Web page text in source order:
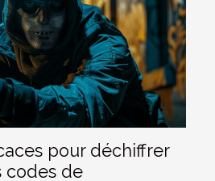
pour déchiffrer
codes de